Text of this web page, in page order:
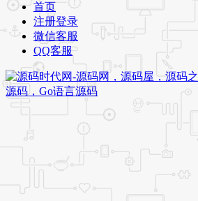
首页
注册登录
微信客服
QQ客服